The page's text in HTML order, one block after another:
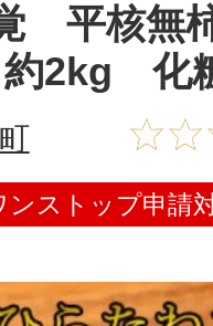
平核無
2kg 化
ストップ申請